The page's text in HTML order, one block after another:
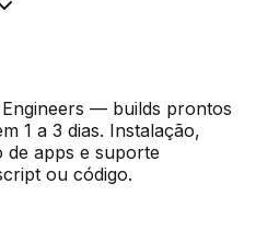
— builds prontos
1 a 3 dias. Instalação,
de apps e suporte
ou código.